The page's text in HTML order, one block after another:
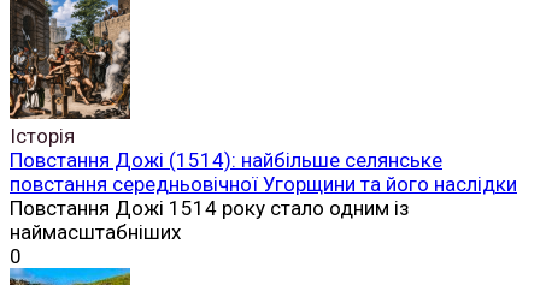
Історія
Повстання Дожі (1514): найбільше селянське
повстання середньовічної Угорщини та його наслідки
Повстання Дожі 1514 року стало одним із
наймасштабніших
0